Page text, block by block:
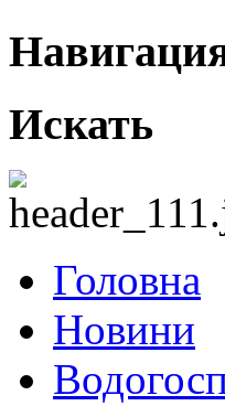
Искать
Головна
Новини